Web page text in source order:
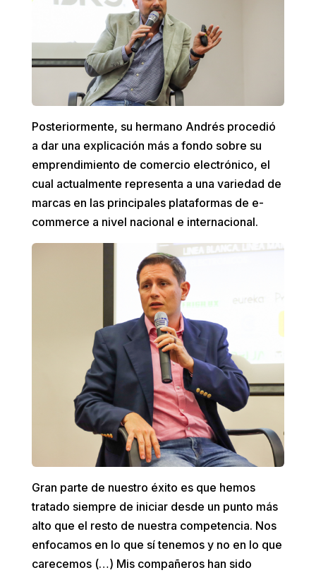
Posteriormente, su hermano Andrés procedió
a dar una explicación más a fondo sobre su
emprendimiento de comercio electrónico, el
cual actualmente representa a una variedad de
marcas en las principales plataformas de e-
commerce a nivel nacional e internacional.
Gran parte de nuestro éxito es que hemos
tratado siempre de iniciar desde un punto más
alto que el resto de nuestra competencia. Nos
enfocamos en lo que sí tenemos y no en lo que
carecemos (…) Mis compañeros han sido